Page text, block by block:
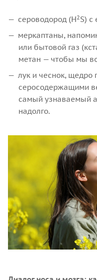
сероводород (H2S) с
меркаптаны,
или бытовой газ
метан — чтобы мы
лук и чеснок, щедро
серосодержащими
самый узнаваемый
надолго.